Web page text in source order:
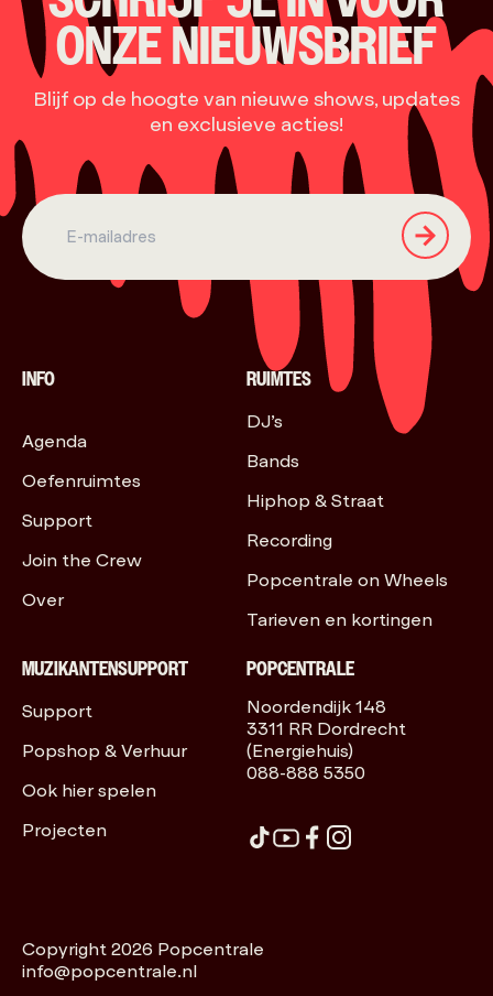
ONZE NIEUWSBRIEF
Blijf op de hoogte van nieuwe shows, updates
en exclusieve acties!
INFO
Agenda
Oefenruimtes
Support
Join the Crew
Over
RUIMTES
DJ’s
Bands
Hiphop & Straat
Recording
Popcentrale on Wheels
Tarieven en kortingen
MUZIKANTENSUPPORT
Support
Popshop & Verhuur
Ook hier spelen
Projecten
POPCENTRALE
Noordendijk 148
3311 RR Dordrecht
(Energiehuis)
088-888 5350
Copyright 2026 Popcentrale
info@popcentrale.nl